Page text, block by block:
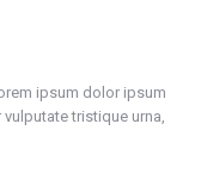
ipsum dolor ipsum
tristique urna,